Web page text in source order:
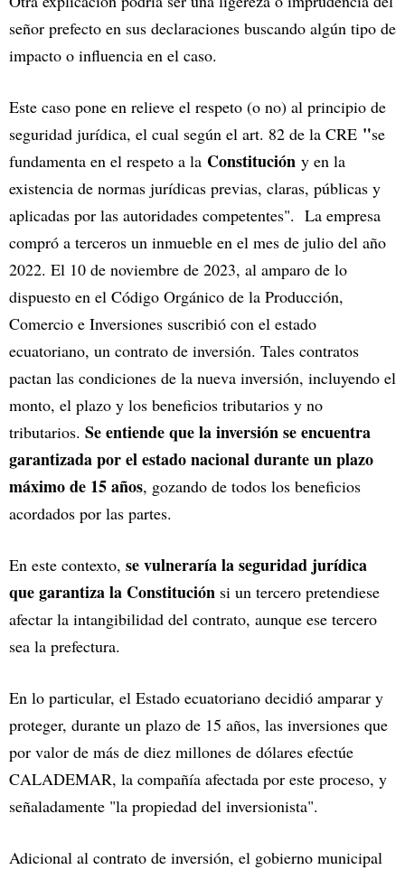
señor prefecto en sus declaraciones buscando algún tipo de
impacto o influencia en el caso.
Este caso pone en relieve el respeto (o no) al principio de
seguridad jurídica, el cual según el art. 82 de la CRE "se
fundamenta en el respeto a la Constitución y en la
existencia de normas jurídicas previas, claras, públicas y
aplicadas por las autoridades competentes". La empresa
compró a terceros un inmueble en el mes de julio del año
2022. El 10 de noviembre de 2023, al amparo de lo
dispuesto en el Código Orgánico de la Producción,
Comercio e Inversiones suscribió con el estado
ecuatoriano, un contrato de inversión. Tales contratos
pactan las condiciones de la nueva inversión, incluyendo el
monto, el plazo y los beneficios tributarios y no
tributarios. Se entiende que la inversión se encuentra
garantizada por el estado nacional durante un plazo
máximo de 15 años, gozando de todos los beneficios
acordados por las partes.
En este contexto, se vulneraría la seguridad jurídica
que garantiza la Constitución si un tercero pretendiese
afectar la intangibilidad del contrato, aunque ese tercero
sea la prefectura.
En lo particular, el Estado ecuatoriano decidió amparar y
proteger, durante un plazo de 15 años, las inversiones que
por valor de más de diez millones de dólares efectúe
CALADEMAR, la compañía afectada por este proceso, y
señaladamente "la propiedad del inversionista".
Adicional al contrato de inversión, el gobierno municipal